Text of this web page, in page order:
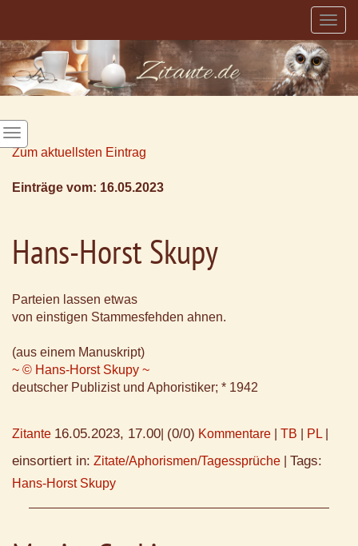
Zum aktuellsten Eintrag
Einträge vom: 16.05.2023
Hans-Horst Skupy
Parteien lassen etwas
von einstigen Stammesfehden ahnen.
(aus einem Manuskript)
~ © Hans-Horst Skupy ~
deutscher Publizist und Aphoristiker; * 1942
Zitante 16.05.2023, 17.00 (0/0) Kommentare TB PL
einsortiert in: Zitate/Aphorismen/Tagessprüche Tags:
Hans-Horst Skupy